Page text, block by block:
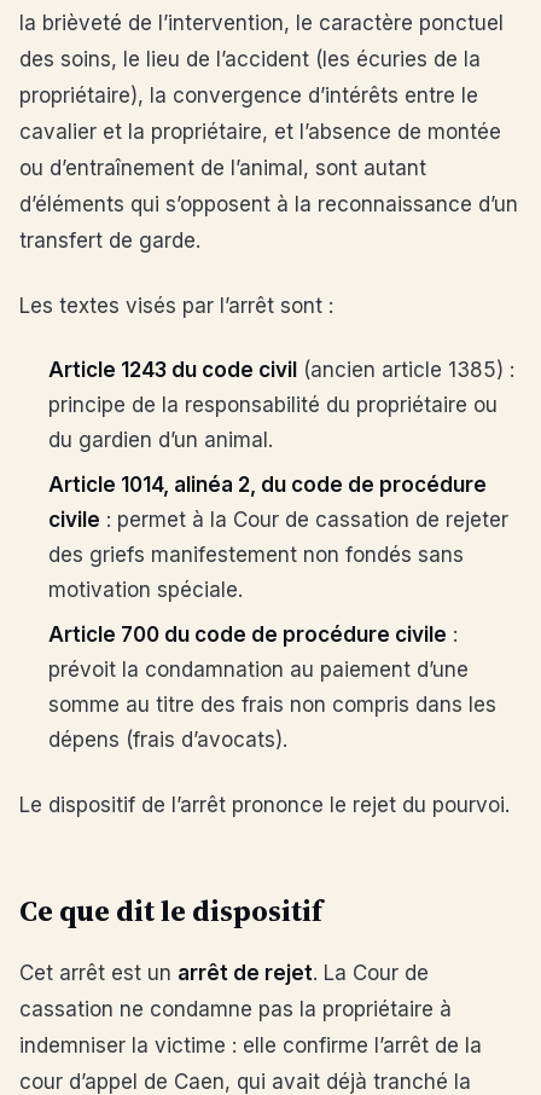
la brièveté de l’intervention, le caractère ponctuel
des soins, le lieu de l’accident (les écuries de la
propriétaire), la convergence d’intérêts entre le
cavalier et la propriétaire, et l’absence de montée
ou d’entraînement de l’animal, sont autant
d’éléments qui s’opposent à la reconnaissance d’un
transfert de garde.
Les textes visés par l’arrêt sont :
Article 1243 du code civil (ancien article 1385) :
principe de la responsabilité du propriétaire ou
du gardien d’un animal.
Article 1014, alinéa 2, du code de procédure
civile : permet à la Cour de cassation de rejeter
des griefs manifestement non fondés sans
motivation spéciale.
Article 700 du code de procédure civile :
prévoit la condamnation au paiement d’une
somme au titre des frais non compris dans les
dépens (frais d’avocats).
Le dispositif de l’arrêt prononce le rejet du pourvoi.
Ce que dit le dispositif
Cet arrêt est un arrêt de rejet. La Cour de
cassation ne condamne pas la propriétaire à
indemniser la victime : elle confirme l’arrêt de la
cour d’appel de Caen, qui avait déjà tranché la